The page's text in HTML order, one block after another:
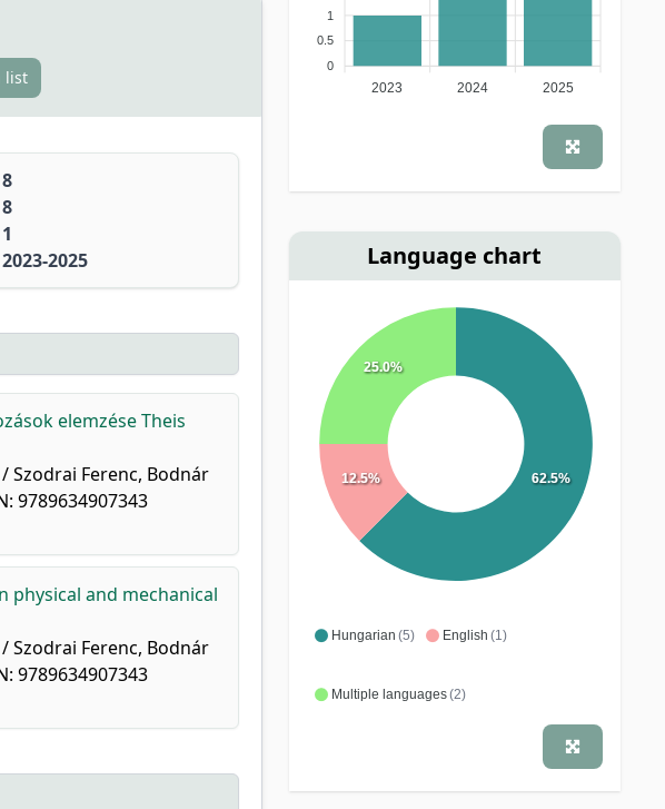
list
8
8
1
2023-2025
elemzése Theis
Szodrai Ferenc, Bodnár
9789634907343
and mechanical
Szodrai Ferenc, Bodnár
9789634907343
1
0.5
0
2023 2024 2025
Language chart
Hungarian (5) English (1)
Multiple languages(2)
62.5%
12.5%
25.0%